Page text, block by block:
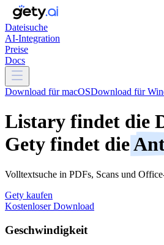
Dateisuche
AI-Integration
Preise
Docs
Download für macOSDownload für
Listary findet die
Gety findet die
Volltextsuche in PDFs, Scans und
Gety kaufen
Kostenloser Download
Geschwindigkeit